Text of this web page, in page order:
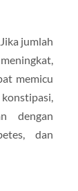
jumlah
memicu
dengan
dan